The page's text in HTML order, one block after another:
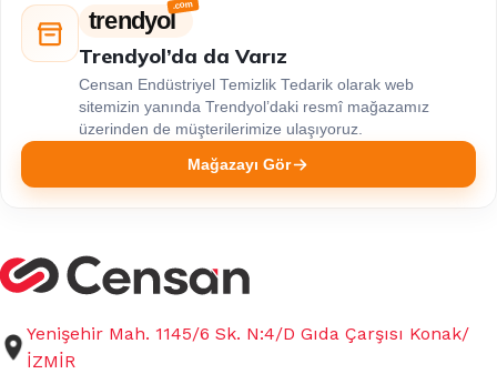
trendyol
Trendyol’da da Varız
Censan Endüstriyel Temizlik Tedarik olarak web
sitemizin yanında Trendyol’daki resmî mağazamız
üzerinden de müşterilerimize ulaşıyoruz.
Mağazayı Gör
Yenişehir Mah. 1145/6 Sk. N:4/D Gıda Çarşısı Konak/
İZMİR